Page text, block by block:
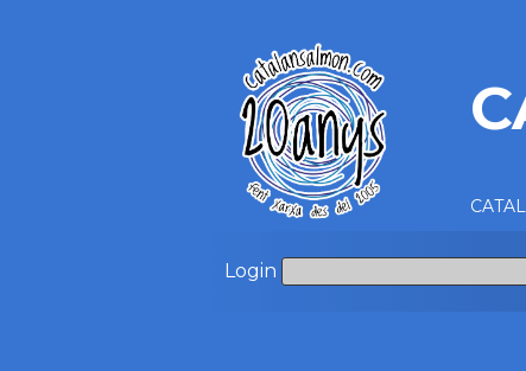
Login